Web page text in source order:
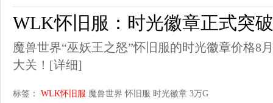
WLK怀旧服：时光徽章正式突
魔兽世界“巫妖王之怒”怀旧服的时光徽章价格8
大关！ [详细]
标签： WLK怀旧服 魔兽世界 怀旧服 时光徽章 3万G